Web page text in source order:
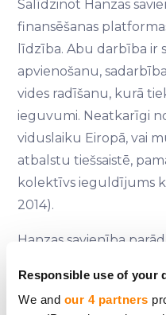
Responsible use of your
We and our 4 partners
Salīdzinot Hanzas
finansēšanas
līdzība. Abu darbība ir
apvienošanu,
vides radīšanu, kurā
ieguvumi. Neatkarīgi
viduslaiku Eiropā, vai
atbalstu tiešsaistē,
kolektīvs ieguldījums
2014).
Hanzas savienība
centieni ir atstājuši
pierādot, ka